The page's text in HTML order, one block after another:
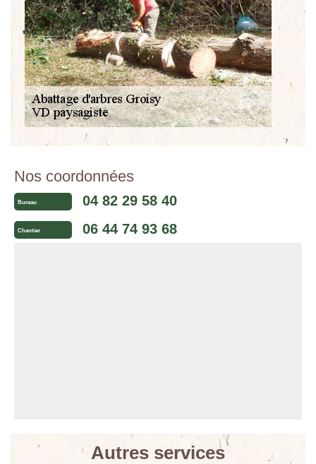
Nos coordonnées
Bureau 04 82 29 58 40
Chantier 06 44 74 93 68
Autres services